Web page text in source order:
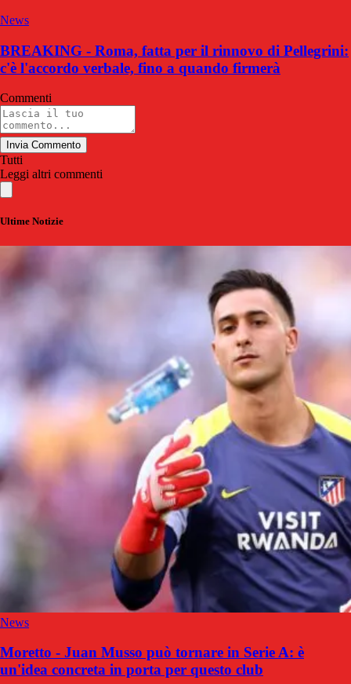
News
BREAKING - Roma, fatta per il rinnovo di Pellegrini:
c'è l'accordo verbale, fino a quando firmerà
Commenti
Invia Commento
Tutti
Leggi altri commenti
Ultime Notizie
News
Moretto - Juan Musso può tornare in Serie A: è
un'idea concreta in porta per questo club